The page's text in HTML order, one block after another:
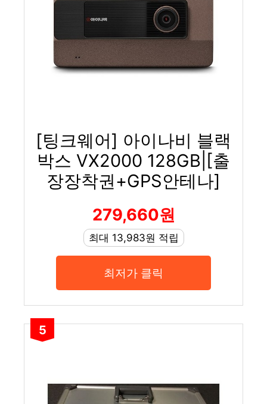
[팅크웨어] 아이나비 블랙
박스 VX2000 128GB|[출
장장착권+GPS안테나]
279,660원
최대 13,983원 적립
최저가 클릭
5